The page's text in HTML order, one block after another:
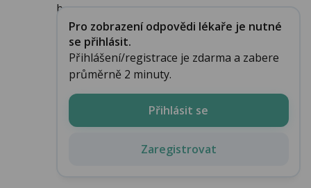
b...
Pro zobrazení odpovědi lékaře je nutné
se přihlásit.
Přihlášení/registrace je zdarma a zabere
průměrně 2 minuty.
Přihlásit se
Zaregistrovat